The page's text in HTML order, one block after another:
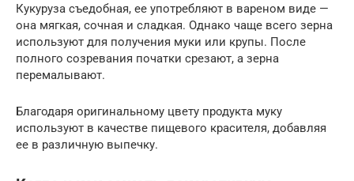
Кукуруза съедобная, ее употребляют в вареном виде —
она мягкая, сочная и сладкая. Однако чаще всего зерна
используют для получения муки или крупы. После
полного созревания початки срезают, а зерна
перемалывают.
Благодаря оригинальному цвету продукта муку
используют в качестве пищевого красителя, добавляя
ее в различную выпечку.